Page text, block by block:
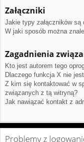
Załączniki
Jakie typy załączników są
W jaki sposób można
Zagadnienia
Kto jest autorem tego
Dlaczego funkcja X nie
Z kim się kontaktować w
związanych z tą witryną?
Jak nawiązać kontakt z
Problemy z